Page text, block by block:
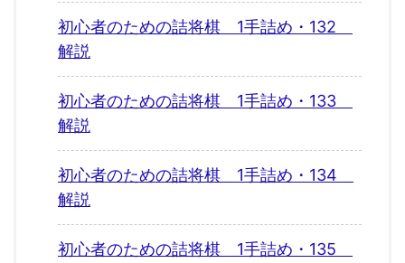
初心者のための詰将棋 1手詰め・132
解説
初心者のための詰将棋 1手詰め・133
解説
初心者のための詰将棋 1手詰め・134
解説
初心者のための詰将棋 1手詰め・135